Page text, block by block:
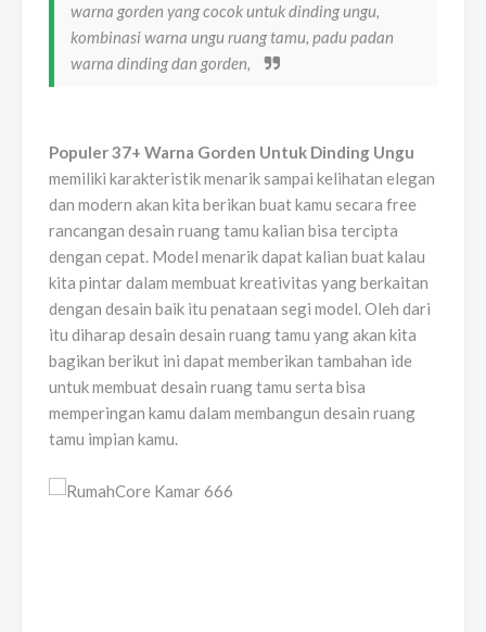
warna gorden yang cocok untuk dinding ungu,
kombinasi warna ungu ruang tamu, padu padan
warna dinding dan gorden,
Populer 37+ Warna Gorden Untuk Dinding Ungu
memiliki karakteristik menarik sampai kelihatan elegan
dan modern akan kita berikan buat kamu secara free
rancangan desain ruang tamu kalian bisa tercipta
dengan cepat. Model menarik dapat kalian buat kalau
kita pintar dalam membuat kreativitas yang berkaitan
dengan desain baik itu penataan segi model. Oleh dari
itu diharap desain desain ruang tamu yang akan kita
bagikan berikut ini dapat memberikan tambahan ide
untuk membuat desain ruang tamu serta bisa
memperingan kamu dalam membangun desain ruang
tamu impian kamu.